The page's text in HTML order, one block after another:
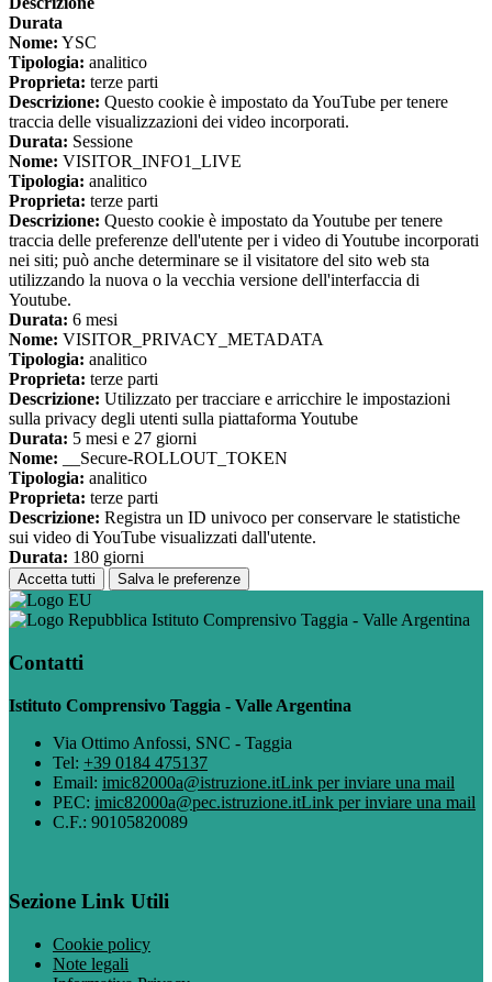
Durata
Nome: YSC
Tipologia: analitico
Proprieta: terze parti
Descrizione: Questo cookie è impostato da YouTube per tenere
traccia delle visualizzazioni dei video incorporati.
Durata: Sessione
Nome: VISITOR_INFO1_LIVE
Tipologia: analitico
Proprieta: terze parti
Descrizione: Questo cookie è impostato da Youtube per tenere
traccia delle preferenze dell'utente per i video di Youtube incorporati
nei siti; può anche determinare se il visitatore del sito web sta
utilizzando la nuova o la vecchia versione dell'interfaccia di
Youtube.
Durata: 6 mesi
Nome: VISITOR_PRIVACY_METADATA
Tipologia: analitico
Proprieta: terze parti
Descrizione: Utilizzato per tracciare e arricchire le impostazioni
sulla privacy degli utenti sulla piattaforma Youtube
Durata: 5 mesi e 27 giorni
Nome: __Secure-ROLLOUT_TOKEN
Tipologia: analitico
Proprieta: terze parti
Descrizione: Registra un ID univoco per conservare le statistiche
sui video di YouTube visualizzati dall'utente.
Durata: 180 giorni
Accetta tutti Salva le preferenze
Istituto Comprensivo Taggia - Valle Argentina
Contatti
Istituto Comprensivo Taggia - Valle Argentina
Via Ottimo Anfossi, SNC - Taggia
Tel: +39 0184 475137
Email: imic82000a@istruzione.itLink per inviare una mail
PEC: imic82000a@pec.istruzione.itLink per inviare una mail
C.F.: 90105820089
Sezione Link Utili
Cookie policy
Note legali